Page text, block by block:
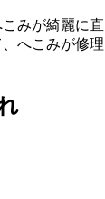
みが綺麗に
へこみが修